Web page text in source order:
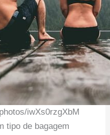
iwXs0rzgXbM
tipo de bagagem